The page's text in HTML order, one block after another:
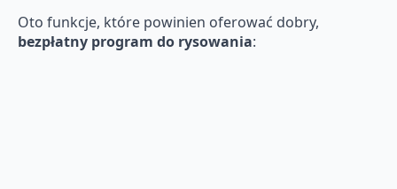
Oto funkcje, które powinien oferować dobry,
bezpłatny program do rysowania: